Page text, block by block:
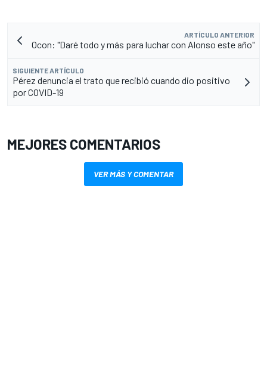
ARTÍCULO ANTERIOR
Ocon: "Daré todo y más para luchar con Alonso este año"
SIGUIENTE ARTÍCULO
Pérez denuncia el trato que recibió cuando dio positivo
por COVID-19
MEJORES COMENTARIOS
VER MÁS Y COMENTAR